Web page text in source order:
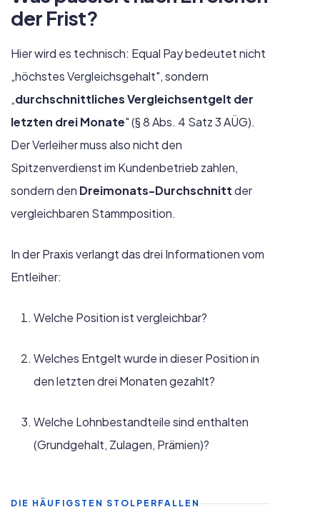
der Frist?
Hier wird es technisch: Equal Pay bedeutet nicht
„höchstes Vergleichsgehalt", sondern
„durchschnittliches Vergleichsentgelt der
letzten drei Monate" (§ 8 Abs. 4 Satz 3 AÜG).
Der Verleiher muss also nicht den
Spitzenverdienst im Kundenbetrieb zahlen,
sondern den Dreimonats-Durchschnittder
vergleichbaren Stammposition.
In der Praxis verlangt das drei Informationen vom
Entleiher:
Welche Position ist vergleichbar?
Welches Entgelt wurde in dieser Position in
den letzten drei Monaten gezahlt?
Welche Lohnbestandteile sind enthalten
(Grundgehalt, Zulagen, Prämien)?
DIE HÄUFIGSTEN STOLPERFALLEN